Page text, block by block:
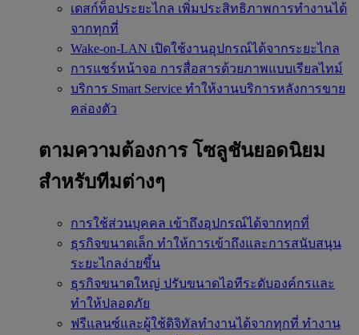
เดสก์ท็อประยะไกล เพิ่มประสิทธิภาพการทำงานได้
จากทุกที่
Wake-on-LAN เปิดใช้งานอุปกรณ์ได้จากระยะไกล
การแชร์หน้าจอ การสื่อสารด้วยภาพแบบเรียลไทม์
บริการ Smart Service ทำให้งานบริการหลังการขาย
คล่องตัว
ตามความต้องการ โซลูชันยอดนิยม
สำหรับทีมต่างๆ
การใช้ส่วนบุคคล เข้าถึงอุปกรณ์ได้จากทุกที่
ธุรกิจขนาดเล็ก ทำให้การเข้าถึงและการสนับสนุน
ระยะไกลง่ายขึ้น
ธุรกิจขนาดใหญ่ ปรับขนาดไอทีระดับองค์กรและ
ทำให้ปลอดภัย
ฟรีแลนซ์และผู้ใช้ดิจิทัลทำงานได้จากทุกที่ ทำงาน